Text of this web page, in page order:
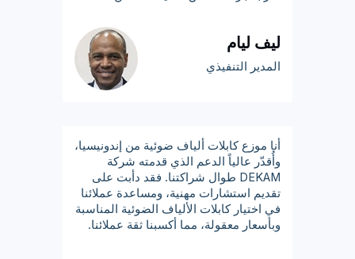
ليف ليام
المدير التنفيذي
أنا موزع كابلات ألياف ضوئية من إندونيسيا،
وأُقدّر عالياً الدعم الذي قدمته شركة
DEKAM طوال شراكتنا. فقد دأبت على
تقديم استشارات مهنية، ومساعدة عملائنا
في اختيار كابلات الألياف الضوئية المناسبة
وبأسعار معقولة، مما أكسبنا ثقة عملائنا.